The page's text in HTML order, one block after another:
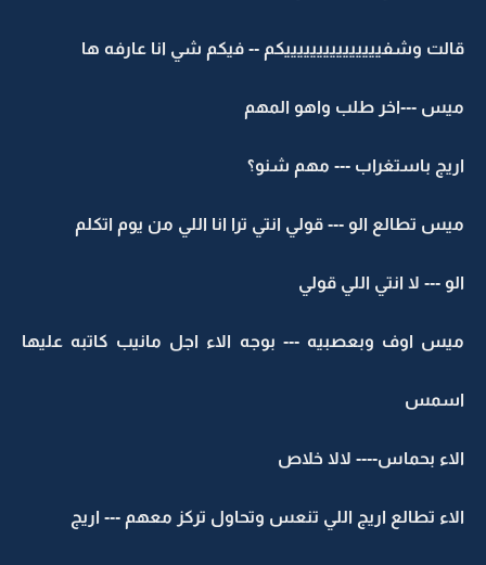
قالت وشفيييييييييييييييكم -- فيكم شي انا عارفه ها
ميس ---اخر طلب واهو المهم
اريج باستغراب --- مهم شنو؟
ميس تطالع الو --- قولي انتي ترا انا اللي من يوم اتكلم
الو --- لا انتي اللي قولي
ميس اوف وبعصبيه --- بوجه الاء اجل مانيب كاتبه عليها
اسمس
الاء بحماس---- لالا خلاص
الاء تطالع اريج اللي تنعس وتحاول تركز معهم --- اريج